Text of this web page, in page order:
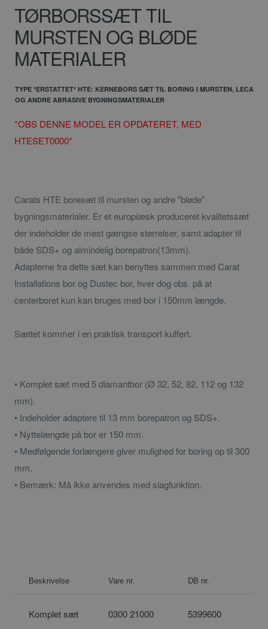
TØRBORSSÆT TIL
MURSTEN OG BLØDE
MATERIALER
TYPE *ERSTATTET* HTE: KERNEBORS SÆT TIL BORING I MURSTEN, LECA
OG ANDRE ABRASIVE BYGNINGSMATERIALER
*OBS DENNE MODEL ER OPDATERET, MED
HTESET0000*
Carats HTE boresæt til mursten og andre "bløde"
bygningsmaterialer. Er et europiæsk produceret kvalitetssæt
der indeholder de mest gængse størrelser, samt adapter til
både SDS+ og almindelig borepatron(13mm).
Adapterne fra dette sæt kan benyttes sammen med Carat
Installations bor og Dustec bor, hver dog obs. på at
centerboret kun kan bruges med bor i 150mm længde.
Sættet kommer i en praktisk transport kuffert.
• Komplet sæt med 5 diamantbor (Ø 32, 52, 82, 112 og 132
mm).
• Indeholder adaptere til 13 mm borepatron og SDS+.
• Nyttelængde på bor er 150 mm.
• Medfølgende forlængere giver mulighed for boring op til 300
mm.
• Bemærk: Må ikke anvendes med slagfunktion.
Beskrivelse Vare nr. DB nr.
Komplet sæt 0300 21000 5399600